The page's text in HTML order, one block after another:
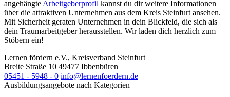
angehängte Arbeitgeberprofil kannst du dir weitere Informationen
über die attraktiven Unternehmen aus dem Kreis Steinfurt ansehen.
Mit Sicherheit geraten Unternehmen in dein Blickfeld, die sich als
dein Traumarbeitgeber herausstellen. Wir laden dich herzlich zum
Stöbern ein!
Lernen fördern e.V., Kreisverband Steinfurt
Breite Straße 10 49477 Ibbenbüren
05451 - 5948 - 0 info@lernenfoerdern.de
Ausbildungsangebote nach Kategorien